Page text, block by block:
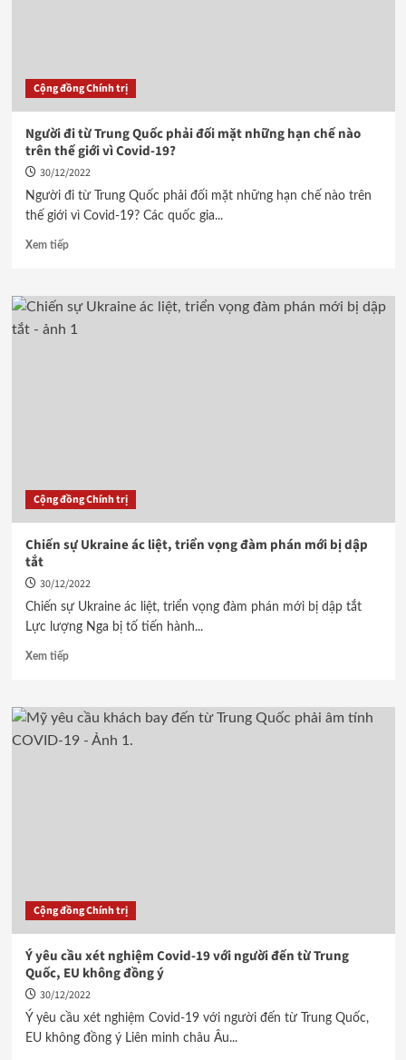
Cộng đồng Chính trị
Người đi từ Trung Quốc phải đối mặt những hạn chế nào
trên thế giới vì Covid-19?
30/12/2022
Người đi từ Trung Quốc phải đối mặt những hạn chế nào trên
thế giới vì Covid-19? Các quốc gia...
Xem tiếp
Cộng đồng Chính trị
Chiến sự Ukraine ác liệt, triển vọng đàm phán mới bị dập
tắt
30/12/2022
Chiến sự Ukraine ác liệt, triển vọng đàm phán mới bị dập tắt
Lực lượng Nga bị tố tiến hành...
Xem tiếp
Cộng đồng Chính trị
Ý yêu cầu xét nghiệm Covid-19 với người đến từ Trung
Quốc, EU không đồng ý
30/12/2022
Ý yêu cầu xét nghiệm Covid-19 với người đến từ Trung Quốc,
EU không đồng ý Liên minh châu Âu...